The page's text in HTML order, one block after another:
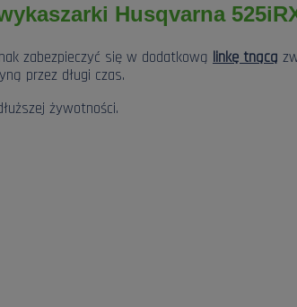
Husqvarna
zabezpieczyć się w dodatkową linkę tnącą
przez długi czas.
żywotności.